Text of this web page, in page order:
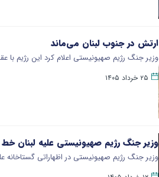
ارتش در جنوب لبنان می‌ماند
وزیر جنگ رژیم صهیونیستی اعلام کرد این رژیم
۲۵ خرداد ۱۴۰۵
وزیر جنگ رژیم صهیونیستی علیه لبنان
وزیر جنگ رژیم صهیونیستی در اظهاراتی